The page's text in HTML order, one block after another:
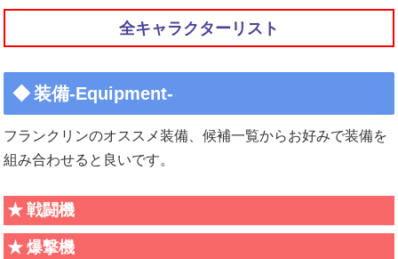
全キャラクターリスト
装備-Equipment-
フランクリンのオススメ装備、候補一覧からお好みで装備を
組み合わせると良いです。
戦闘機
爆撃機